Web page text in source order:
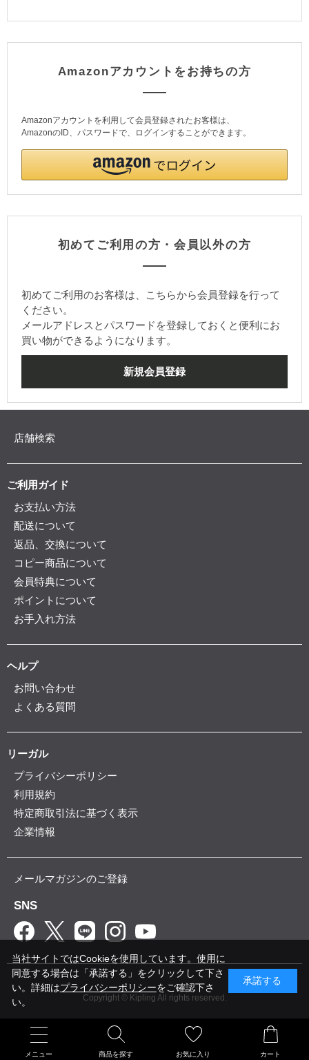
メニュー 商品を探す お気に入り カート
Amazonアカウントをお持ちの方
Amazonアカウントを利用して会員登録されたお客様は、
AmazonのID、パスワードで、ログインすることができます。
初めてご利用の方・会員以外の方
初めてご利用のお客様は、こちらから会員登録を行って
ください。
メールアドレスとパスワードを登録しておくと便利にお
買い物ができるようになります。
店舗検索
ご利用ガイド
お支払い方法
配送について
返品、交換について
コピー商品について
会員特典について
ポイントについて
お手入れ方法
ヘルプ
お問い合わせ
よくある質問
リーガル
プライバシーポリシー
利用規約
特定商取引法に基づく表示
企業情報
メールマガジンのご登録
SNS
Copyright © Kipling All rights reserved.
当社サイトではCookieを使用しています。使用に
同意する場合は「承諾する」をクリックして下さ
い。詳細はプライバシーポリシーをご確認下さ
い。
承諾する